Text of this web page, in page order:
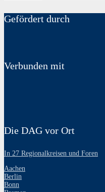
Gefördert durch
Verbunden mit
Die DAG vor Ort
In 27 Regionalkreisen und Foren
Aachen
Berlin
Bonn